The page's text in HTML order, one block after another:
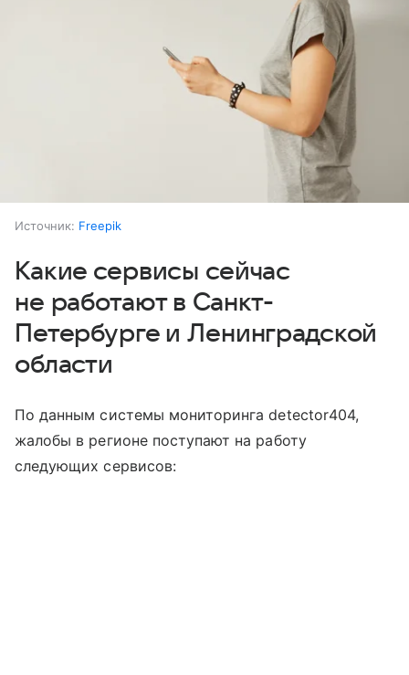
Источник: Freepik
Какие сервисы сейчас
не работают в Санкт-
Петербурге и Ленинградской
области
По данным системы мониторинга detector404,
жалобы в регионе поступают на работу
следующих сервисов: